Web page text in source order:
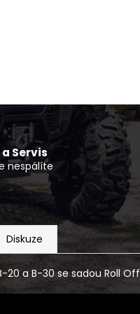
Servis
nespálíte
Diskuze
a B-30 se sadou Roll